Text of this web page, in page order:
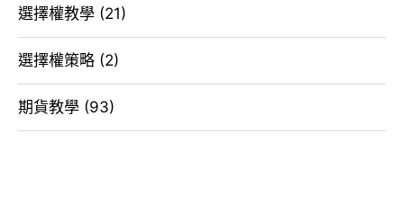
選擇權教學 (21)
選擇權策略 (2)
期貨教學 (93)